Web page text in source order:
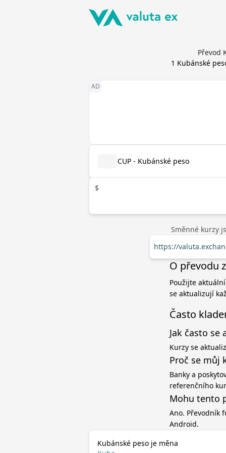
Převod
1 Kubánské
CUP - Kubánské peso
$
Směnné kurzy
https://
O převodu
Použijte
se aktualizují
Často
Jak často se
Kurzy se
Proč se můj
Banky a
referenčního
Mohu tento
Ano. Převodník
Android.
Kubánské peso je měna